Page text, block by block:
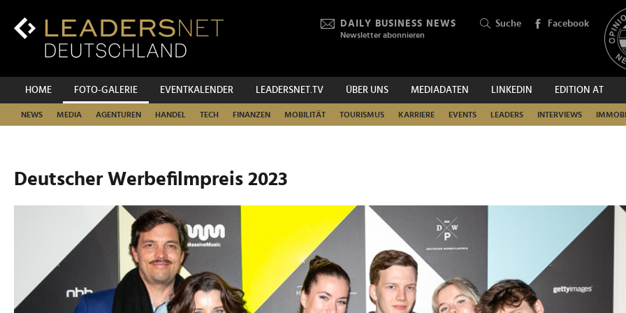
Inhalt
Hauptnavigation
DAILY BUSINESS NEWS
Newsletter abonnieren
Suche Facebook
HOME FOTO-GALERIE EVENTKALENDER LEADERSNET.TV ÜBER UNS MEDIADATEN LINKEDIN EDITION AT
NEWS MEDIA AGENTUREN HANDEL TECH FINANZEN MOBILITÄT TOURISMUS KARRIERE EVENTS LEADERS INTERVIEWS
SUCHEN
Deutscher Werbefilmpreis 2023